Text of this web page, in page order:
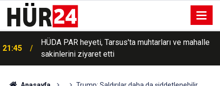
21:45
HÜDA PAR heyeti, Tarsus'ta muhtarları ve mahalle
sakinlerini ziyaret etti